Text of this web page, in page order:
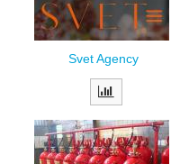
Svet Agency